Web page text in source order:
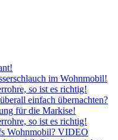
im Wohnmobil!
so ist es richtig!
einfach übernachten?
für die Markise!
so ist es richtig!
Wohnmobil? VIDEO